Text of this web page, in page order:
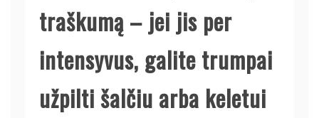
traškumą – jei jis per
intensyvus, galite trumpai
užpilti šalčiu arba keletui